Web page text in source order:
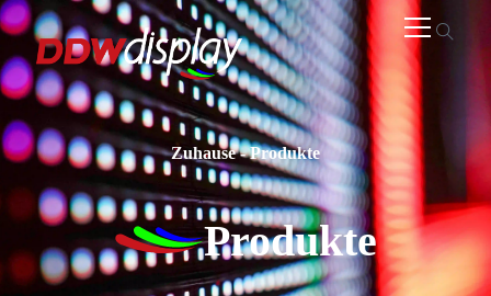
Zuhause-Produkte
Produkte